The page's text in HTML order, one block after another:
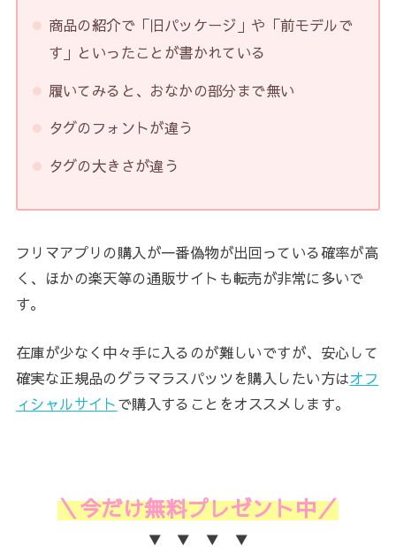
商品の紹介で「旧パッケージ」や「前モデルで
す」といったことが書かれている
履いてみると、おなかの部分まで無い
タグのフォントが違う
タグの大きさが違う
フリマアプリの購入が一番偽物が出回っている確率が高
く、ほかの楽天等の通販サイトも転売が非常に多いで
す。
在庫が少なく中々手に入るのが難しいですが、安心して
確実な正規品のグラマラスパッツを購入したい方はオフ
ィシャルサイトで購入することをオススメします。
＼今だけ無料プレゼント中／
▼ ▼ ▼ ▼